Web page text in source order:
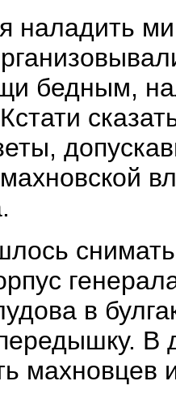
наладить
бедным,
в
В
махновцев